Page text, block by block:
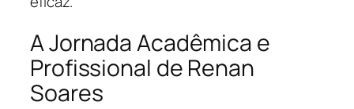
A Jornada Acadêmica e
Profissional de Renan
Soares